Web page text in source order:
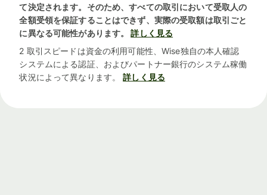
て決定されます。そのため、すべての取引において受取人の
全額受領を保証することはできず、実際の受取額は取引ごと
に異なる可能性があります。
詳しく見る
2 取引スピードは資金の利用可能性、Wise独自の本人確認
システムによる認証、およびパートナー銀行のシステム稼働
状況によって異なります。
詳しく見る